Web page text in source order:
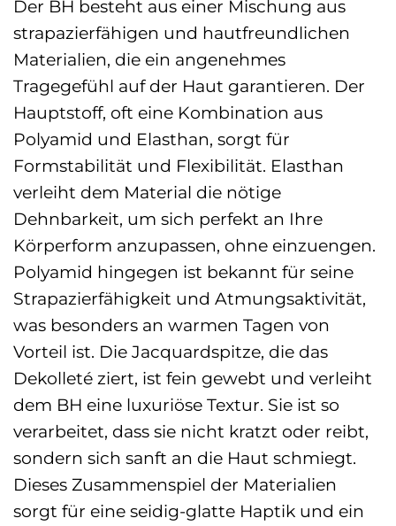
Der BH besteht aus einer Mischung aus
strapazierfähigen und hautfreundlichen
Materialien, die ein angenehmes
Tragegefühl auf der Haut garantieren. Der
Hauptstoff, oft eine Kombination aus
Polyamid und Elasthan, sorgt für
Formstabilität und Flexibilität. Elasthan
verleiht dem Material die nötige
Dehnbarkeit, um sich perfekt an Ihre
Körperform anzupassen, ohne einzuengen.
Polyamid hingegen ist bekannt für seine
Strapazierfähigkeit und Atmungsaktivität,
was besonders an warmen Tagen von
Vorteil ist. Die Jacquardspitze, die das
Dekolleté ziert, ist fein gewebt und verleiht
dem BH eine luxuriöse Textur. Sie ist so
verarbeitet, dass sie nicht kratzt oder reibt,
sondern sich sanft an die Haut schmiegt.
Dieses Zusammenspiel der Materialien
sorgt für eine seidig-glatte Haptik und ein